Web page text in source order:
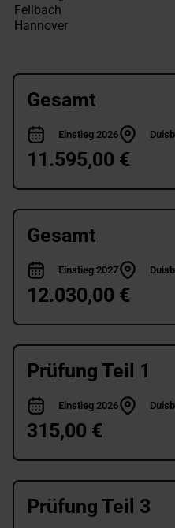
Gesamt
Einstieg 2026
11.595,00 €
Gesamt
Einstieg 2027
12.030,00 €
Prüfung Teil 1
Einstieg 2026
315,00 €
Prüfung Teil 3